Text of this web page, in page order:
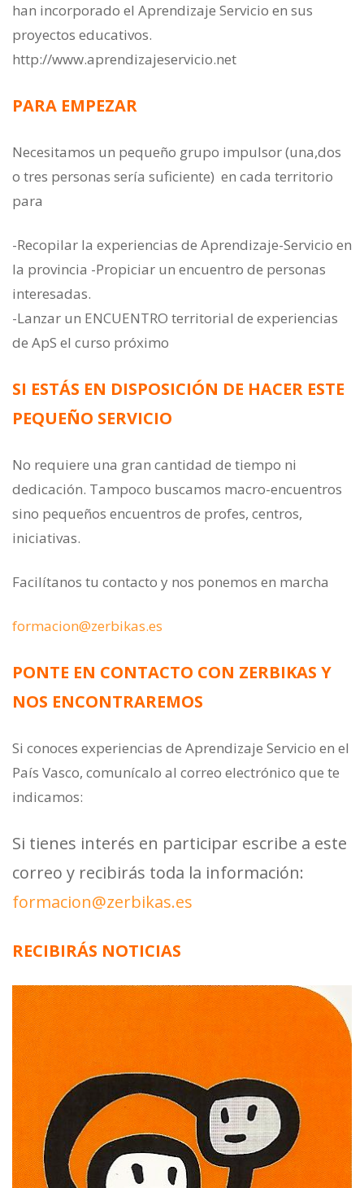
han incorporado el Aprendizaje Servicio en sus
proyectos educativos.
http://www.aprendizajeservicio.net
PARA EMPEZAR
Necesitamos un pequeño grupo impulsor (una,dos
o tres personas sería suficiente) en cada territorio
para
-Recopilar la experiencias de Aprendizaje-Servicio en
la provincia -Propiciar un encuentro de personas
interesadas.
-Lanzar un ENCUENTRO territorial de experiencias
de ApS el curso próximo
SI ESTÁS EN DISPOSICIÓN DE HACER ESTE
PEQUEÑO SERVICIO
No requiere una gran cantidad de tiempo ni
dedicación. Tampoco buscamos macro-encuentros
sino pequeños encuentros de profes, centros,
iniciativas.
Facilítanos tu contacto y nos ponemos en marcha
formacion@zerbikas.es
PONTE EN CONTACTO CON ZERBIKAS Y
NOS ENCONTRAREMOS
Si conoces experiencias de Aprendizaje Servicio en el
País Vasco, comunícalo al correo electrónico que te
indicamos:
Si tienes interés en participar escribe a este
correo y recibirás toda la información:
formacion@zerbikas.es
RECIBIRÁS NOTICIAS